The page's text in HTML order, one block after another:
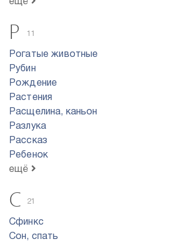
ещё
Р 11
Рогатые животные
Рубин
Рождение
Растения
Расщелина, каньон
Разлука
Рассказ
Ребенок
ещё
С 21
Сфинкс
Сон, спать